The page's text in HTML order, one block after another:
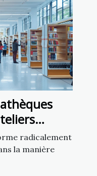
radicalement
la manière